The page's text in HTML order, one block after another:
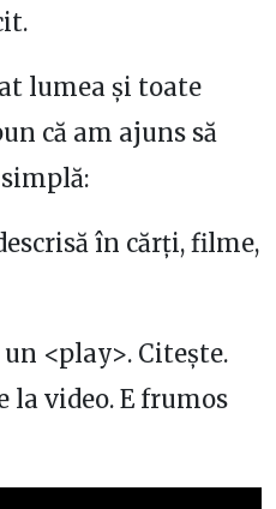
lumea și toate
că am ajuns să
în cărți, filme,
<play>. Citește.
video. E frumos